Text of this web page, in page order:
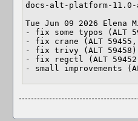
docs-alt-platform-
Tue Jun 09 2026 Elena
- fix some typos (ALT
- fix crane (ALT 59455,
- fix trivy (ALT 59458)
- fix regctl (ALT
- small improvements